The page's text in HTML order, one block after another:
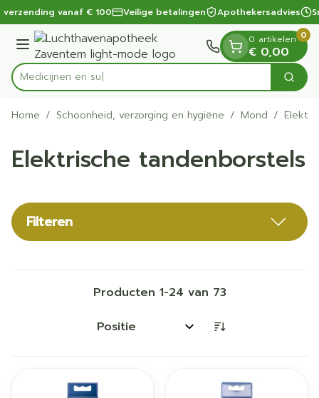
Ga naar de inhoud
1 van 1 vanaf € 100 Veilige betalingen Apothekersadvies
Menu
Product, merk, categorie...
M Zoek
0 artikelen
€ 0,00
0
Home / Schoonheid, verzorging en hygiëne / Mond /
Elektrische tandenborstels
Filteren
Producten 1-24 van 73
Sorteer op: